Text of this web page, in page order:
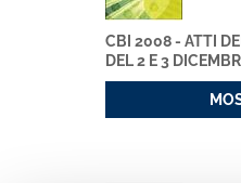
CBI 2008 - ATTI
DEL 2 E 3